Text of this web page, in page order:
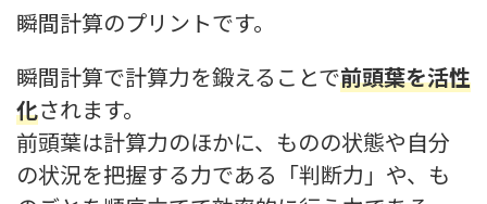
瞬間計算のプリントです。
瞬間計算で計算力を鍛えることで前頭葉を活性
化されます。
前頭葉は計算力のほかに、ものの状態や自分
の状況を把握する力である「判断力」や、も